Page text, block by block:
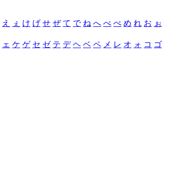
え ぇ け げ せ ぜ て で ね へ べ ぺ め れ お ぉ
ェ ケ ゲ セ ゼ テ デ ヘ ベ ペ メ レ オ ォ コ ゴ